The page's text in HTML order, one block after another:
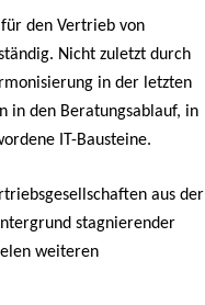
den Vertrieb von
Nicht zuletzt durch
in der letzten
in den Beratungsablauf, in
IT-Bausteine.
aus der
stagnierender
weiteren